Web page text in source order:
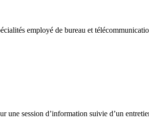
employé de bureau et
une session d’information suivie d’un